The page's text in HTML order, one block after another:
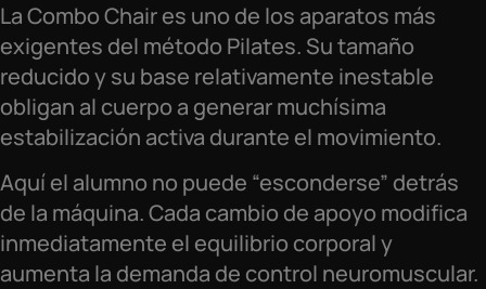
La Combo Chair es uno de los aparatos más
exigentes del método Pilates. Su tamaño
reducido y su base relativamente inestable
obligan al cuerpo a generar muchísima
estabilización activa durante el movimiento.
Aquí el alumno no puede “esconderse” detrás
de la máquina. Cada cambio de apoyo modifica
inmediatamente el equilibrio corporal y
aumenta la demanda de control neuromuscular.